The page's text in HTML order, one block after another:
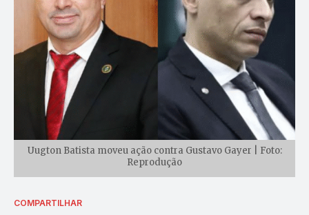
Uugton Batista moveu ação contra Gustavo Gayer | Foto:
Reprodução
COMPARTILHAR